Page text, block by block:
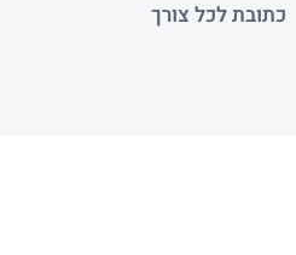
כתובת לכל צורך